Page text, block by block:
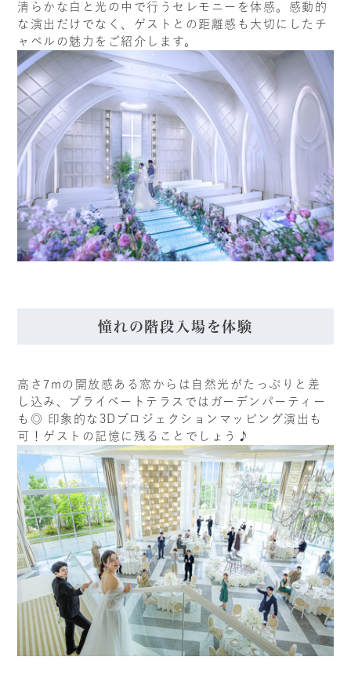
清らかな白と光の中で行うセレモニーを体感。感動的
な演出だけでなく、ゲストとの距離感も大切にしたチ
ャペルの魅力をご紹介します。
憧れの階段入場を体験
高さ7mの開放感ある窓からは自然光がたっぷりと差
し込み、プライベートテラスではガーデンパーティー
も◎ 印象的な3Dプロジェクションマッピング演出も
可！ゲストの記憶に残ることでしょう♪